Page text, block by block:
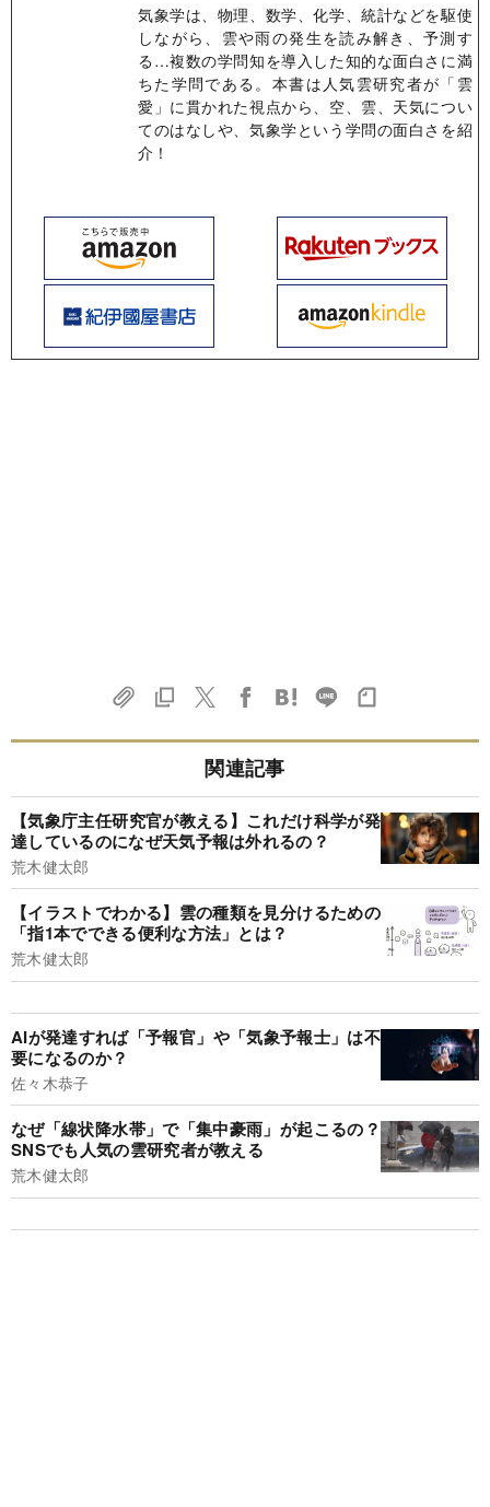
気象学は、物理、数学、化学、統計などを駆使
しながら、雲や雨の発生を読み解き、予測す
る…複数の学問知を導入した知的な面白さに満
ちた学問である。本書は人気雲研究者が「雲
愛」に貫かれた視点から、空、雲、天気につい
てのはなしや、気象学という学問の面白さを紹
介！
関連記事
【気象庁主任研究官が教える】これだけ科学が発
達しているのになぜ天気予報は外れるの？
荒木健太郎
【イラストでわかる】雲の種類を見分けるための
「指1本でできる便利な方法」とは？
荒木健太郎
AIが発達すれば「予報官」や「気象予報士」は不
要になるのか？
佐々木恭子
なぜ「線状降水帯」で「集中豪雨」が起こるの？
SNSでも人気の雲研究者が教える
荒木健太郎